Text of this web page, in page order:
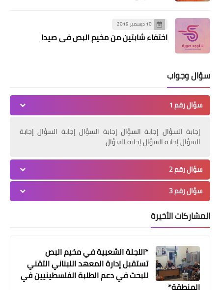
مقالات
بقلم / عباس الجمعة
أخبار البص
مخيم البص يغرق بالنفايات
10 ديسمبر 2019
اختفاء شابتين من مخيم البص في صيدا
سؤال وجواب
سؤال رقم 1
إجابة السؤال إجابة السؤال إجابة السؤال إجابة السؤال إجابة
السؤال إجابة السؤال إجابة السؤال
سؤال رقم 2
سؤال رقم 3
المشاركات الأخيرة
*اللجنة الشعبية في مخيم البص
تستقبل إدارة المعهد اللبناني التقني
للبحث في دعم الطلبة الفلسطينيين في